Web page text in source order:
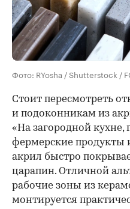
Фото: RYosha / Shutterstock /
Стоит пересмотреть
и подоконникам из
«На загородной кухне,
фермерские продукты
акрил быстро
царапин. Отличной
рабочие зоны из
монтируется